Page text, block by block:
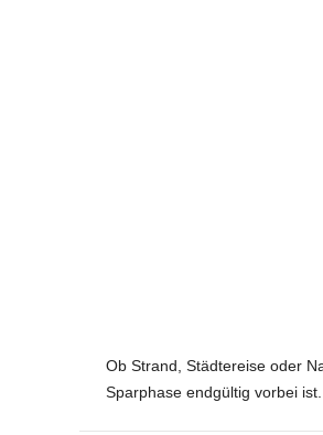
Ob Strand, Städtereise oder
Sparphase endgültig vorbei ist.